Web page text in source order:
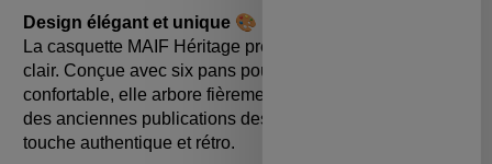
Design élégant et unique 🎨
La casquette MAIF Héritage présente un coloris beige
clair. Conçue avec six pans pour une version souple et
confortable, elle arbore fièrement le logo MAIF, inspiré
des anciennes publications des années 80, ajoutant une
touche authentique et rétro.